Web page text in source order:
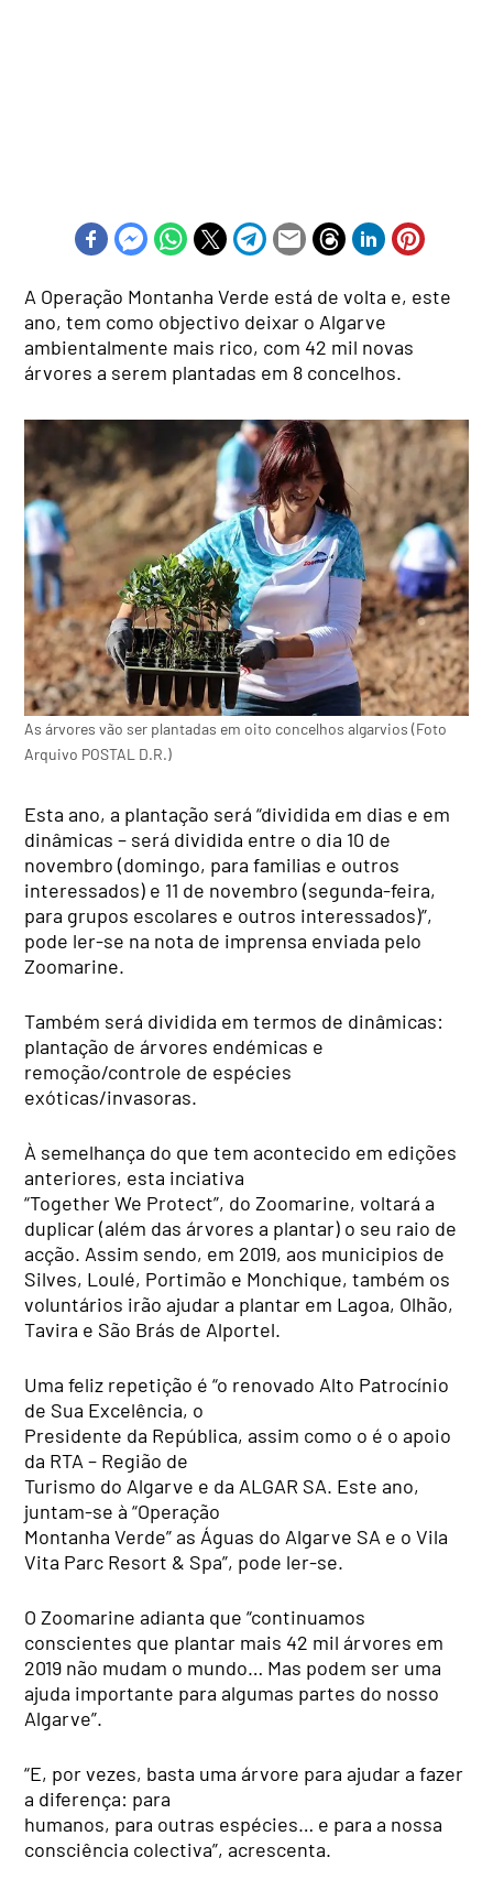
A Operação Montanha Verde está de volta e, este
ano, tem como objectivo deixar o Algarve
ambientalmente mais rico, com 42 mil novas
árvores a serem plantadas em 8 concelhos.
As árvores vão ser plantadas em oito concelhos algarvios (Foto
Arquivo POSTAL D.R.)
Esta ano, a plantação será “dividida em dias e em
dinâmicas – será dividida entre o dia 10 de
novembro (domingo, para familias e outros
interessados) e 11 de novembro (segunda-feira,
para grupos escolares e outros interessados)”,
pode ler-se na nota de imprensa enviada pelo
Zoomarine.
Também será dividida em termos de dinâmicas:
plantação de árvores endémicas e
remoção/controle de espécies
exóticas/invasoras.
À semelhança do que tem acontecido em edições
anteriores, esta inciativa
“Together We Protect”, do Zoomarine, voltará a
duplicar (além das árvores a plantar) o seu raio de
acção. Assim sendo, em 2019, aos municipios de
Silves, Loulé, Portimão e Monchique, também os
voluntários irão ajudar a plantar em Lagoa, Olhão,
Tavira e São Brás de Alportel.
Uma feliz repetição é “o renovado Alto Patrocínio
de Sua Excelência, o
Presidente da República, assim como o é o apoio
da RTA – Região de
Turismo do Algarve e da ALGAR SA. Este ano,
juntam-se à “Operação
Montanha Verde” as Águas do Algarve SA e o Vila
Vita Parc Resort & Spa”, pode ler-se.
O Zoomarine adianta que “continuamos
conscientes que plantar mais 42 mil árvores em
2019 não mudam o mundo… Mas podem ser uma
ajuda importante para algumas partes do nosso
Algarve”.
“E, por vezes, basta uma árvore para ajudar a fazer
a diferença: para
humanos, para outras espécies… e para a nossa
consciência colectiva”, acrescenta.